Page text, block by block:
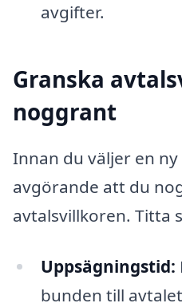
avgifter.
Granska
noggrant
Innan du väljer en
avgörande att du
avtalsvillkoren. Titta
Uppsägningstid:
bunden till